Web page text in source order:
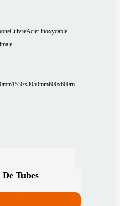
CuivreAcier inoxydable
1530x3050mm600x600m
Tubes